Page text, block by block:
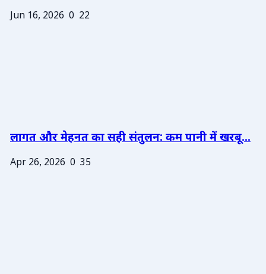
Jun 16, 2026 0 22
लागत और मेहनत का सही संतुलन: कम पानी में खरबू...
Apr 26, 2026 0 35